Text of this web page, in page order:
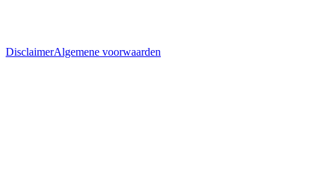
DisclaimerAlgemene voorwaarden